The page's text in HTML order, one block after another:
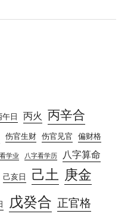
午日 丙火 丙辛合
伤官生财 伤官见官 偏财格
学业 八字看学历 八字算命
己亥日 己土 庚金
戊癸合 正官格